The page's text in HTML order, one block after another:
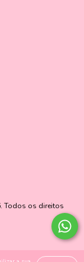
Todos os direitos